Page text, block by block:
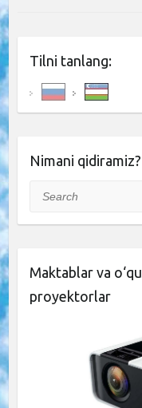
Tilni tanlang:
Nimani qidiramiz?
Search
Maktablar va
proyektorlar